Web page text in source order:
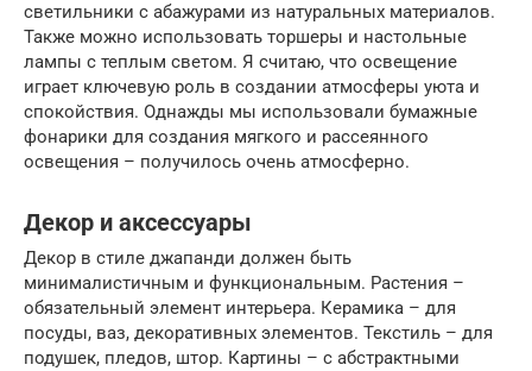
светильники с абажурами из натуральных материалов.
Также можно использовать торшеры и настольные
лампы с теплым светом. Я считаю, что освещение
играет ключевую роль в создании атмосферы уюта и
спокойствия. Однажды мы использовали бумажные
фонарики для создания мягкого и рассеянного
освещения – получилось очень атмосферно.
Декор и аксессуары
Декор в стиле джапанди должен быть
минималистичным и функциональным. Растения –
обязательный элемент интерьера. Керамика – для
посуды, ваз, декоративных элементов. Текстиль – для
подушек, пледов, штор. Картины – с абстрактными